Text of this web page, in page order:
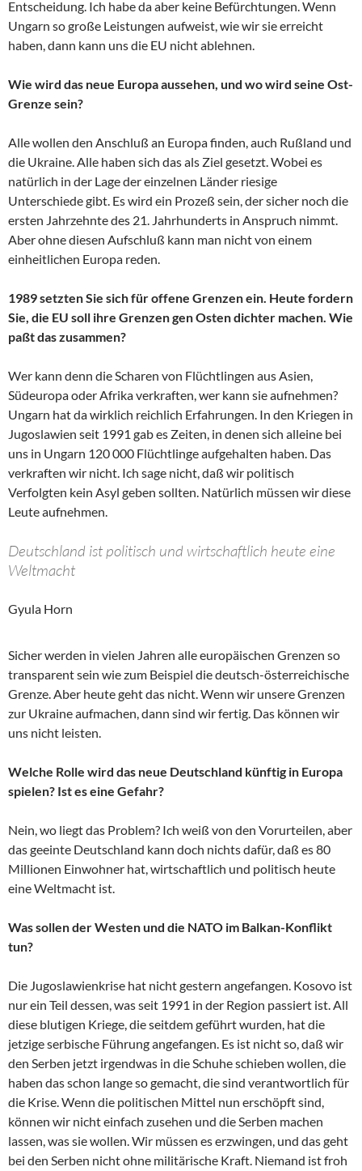
Entscheidung. Ich habe da aber keine Befürchtungen. Wenn
Ungarn so große Leistungen aufweist, wie wir sie erreicht
haben, dann kann uns die EU nicht ablehnen.
Wie wird das neue Europa aussehen, und wo wird seine Ost-
Grenze sein?
Alle wollen den Anschluß an Europa finden, auch Rußland und
die Ukraine. Alle haben sich das als Ziel gesetzt. Wobei es
natürlich in der Lage der einzelnen Länder riesige
Unterschiede gibt. Es wird ein Prozeß sein, der sicher noch die
ersten Jahrzehnte des 21. Jahrhunderts in Anspruch nimmt.
Aber ohne diesen Aufschluß kann man nicht von einem
einheitlichen Europa reden.
1989 setzten Sie sich für offene Grenzen ein. Heute fordern
Sie, die EU soll ihre Grenzen gen Osten dichter machen. Wie
paßt das zusammen?
Wer kann denn die Scharen von Flüchtlingen aus Asien,
Südeuropa oder Afrika verkraften, wer kann sie aufnehmen?
Ungarn hat da wirklich reichlich Erfahrungen. In den Kriegen in
Jugoslawien seit 1991 gab es Zeiten, in denen sich alleine bei
uns in Ungarn 120 000 Flüchtlinge aufgehalten haben. Das
verkraften wir nicht. Ich sage nicht, daß wir politisch
Verfolgten kein Asyl geben sollten. Natürlich müssen wir diese
Leute aufnehmen.
Deutschland ist politisch und wirtschaftlich heute eine
Weltmacht
Gyula Horn
Sicher werden in vielen Jahren alle europäischen Grenzen so
transparent sein wie zum Beispiel die deutsch-österreichische
Grenze. Aber heute geht das nicht. Wenn wir unsere Grenzen
zur Ukraine aufmachen, dann sind wir fertig. Das können wir
uns nicht leisten.
Welche Rolle wird das neue Deutschland künftig in Europa
spielen? Ist es eine Gefahr?
Nein, wo liegt das Problem? Ich weiß von den Vorurteilen, aber
das geeinte Deutschland kann doch nichts dafür, daß es 80
Millionen Einwohner hat, wirtschaftlich und politisch heute
eine Weltmacht ist.
Was sollen der Westen und die NATO im Balkan-Konflikt
tun?
Die Jugoslawienkrise hat nicht gestern angefangen. Kosovo ist
nur ein Teil dessen, was seit 1991 in der Region passiert ist. All
diese blutigen Kriege, die seitdem geführt wurden, hat die
jetzige serbische Führung angefangen. Es ist nicht so, daß wir
den Serben jetzt irgendwas in die Schuhe schieben wollen, die
haben das schon lange so gemacht, die sind verantwortlich für
die Krise. Wenn die politischen Mittel nun erschöpft sind,
können wir nicht einfach zusehen und die Serben machen
lassen, was sie wollen. Wir müssen es erzwingen, und das geht
bei den Serben nicht ohne militärische Kraft. Niemand ist froh